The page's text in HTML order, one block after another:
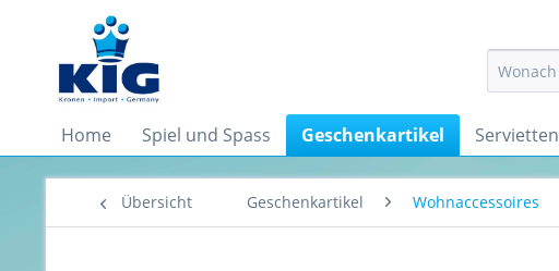
Home Spiel und Spass Geschenkartikel Servietten
Übersicht Geschenkartikel Wohnaccessoires